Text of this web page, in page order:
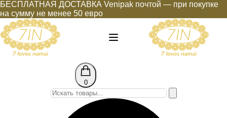
БЕСПЛАТНАЯ ДОСТАВКА Venipak почтой — при покупке
на сумму не менее 50 евро
0